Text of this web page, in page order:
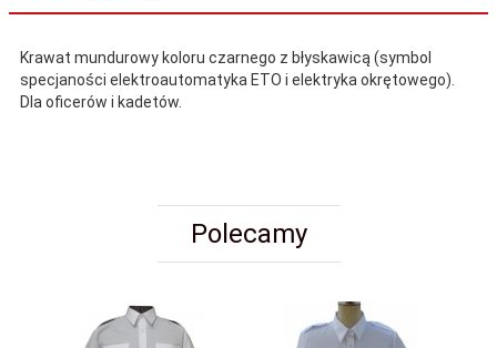
Krawat mundurowy koloru czarnego z błyskawicą (symbol
specjaności elektroautomatyka ETO i elektryka okrętowego).
Dla oficerów i kadetów.
Polecamy